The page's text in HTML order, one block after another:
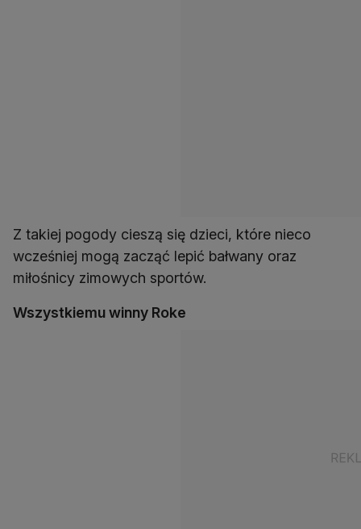
Z takiej pogody cieszą się dzieci, które nieco
wcześniej mogą zacząć lepić bałwany oraz
miłośnicy zimowych sportów.
Wszystkiemu winny Roke